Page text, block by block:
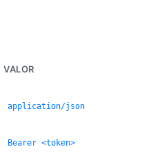
VALOR
application/json
Bearer <token>